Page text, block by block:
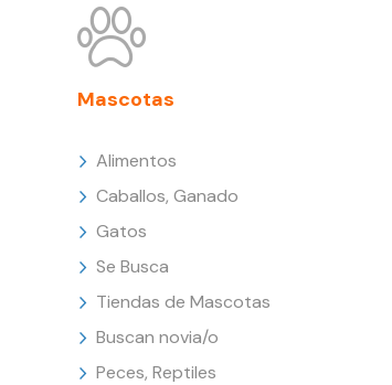
Mascotas
Alimentos
Caballos, Ganado
Gatos
Se Busca
Tiendas de Mascotas
Buscan novia/o
Peces, Reptiles